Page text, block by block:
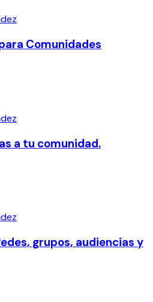
Comunidades
a tu comunidad.
grupos, audiencias y